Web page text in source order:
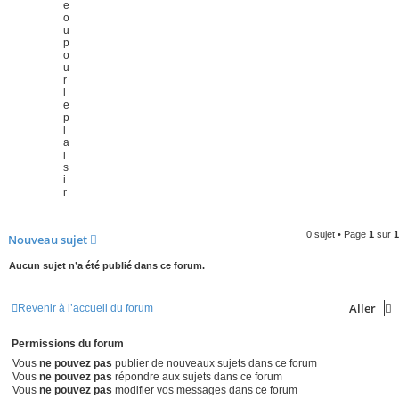
e
o
u
p
o
u
r
l
e
p
l
a
i
s
i
r
Nouveau sujet 0 sujet • Page 1 sur 1
Aucun sujet n’a été publié dans ce forum.
Revenir à l’accueil du forum Aller
Permissions du forum
Vousne pouvez pas publier de nouveaux sujets dans ce forum
Vousne pouvez pas répondre aux sujets dans ce forum
Vousne pouvez pas modifier vos messages dans ce forum